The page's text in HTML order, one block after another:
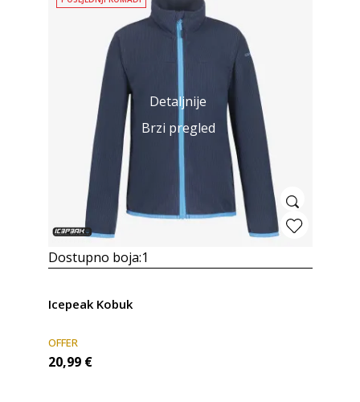
Detaljnije
Brzi pregled
Dostupno boja:1
Icepeak Kobuk
OFFER
20,99 €